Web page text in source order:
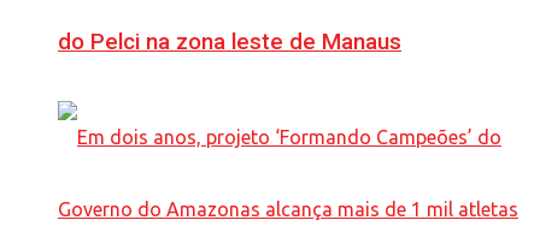
do Pelci na zona leste de Manaus